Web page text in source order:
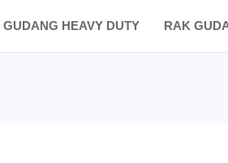
GUDANG HEAVY DUTY RAK